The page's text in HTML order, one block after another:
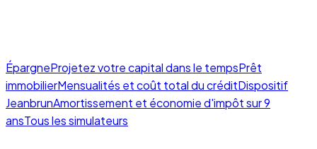
ÉpargneProjetez votre capital dans le tempsPrêt
immobilierMensualités et coût total du créditDispositif
JeanbrunAmortissement et économie d'impôt sur 9
ansTous les simulateurs